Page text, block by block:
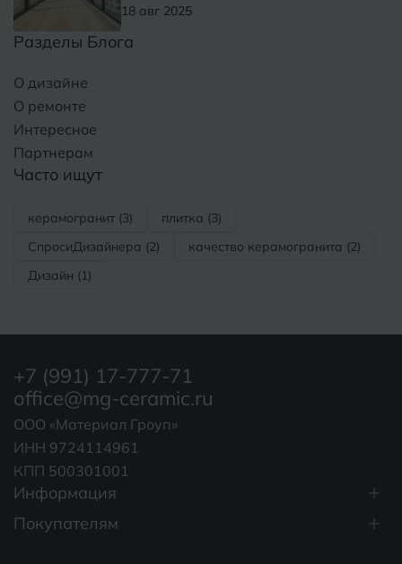
18 авг 2025
Разделы Блога
О дизайне
О ремонте
Интересное
Партнерам
Часто ищут
керамогранит (3)
плитка (3)
СпросиДизайнера (2)
качество керамогранита (2)
Дизайн (1)
Информация
Покупателям
+7 (991) 17-777-71
office@mg-ceramic.ru
ООО «Материал Гроуп»
ИНН 9724114961
КПП 500301001